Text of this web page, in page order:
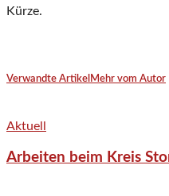
Kürze.
Verwandte Artikel Mehr vom Autor
Aktuell
Arbeiten beim Kreis